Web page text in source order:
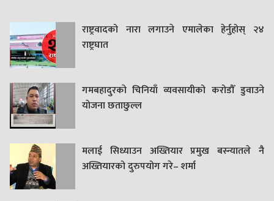
राष्ट्रवादको नारा लगाउने एमालेका हेर्नुहोस् २४
राष्ट्रघात
गमबहादुरकाे चिनियाँ व्यवसायीको करोडौँ डुवाउने
याेजना छताछुल्ल
मलाई सिध्याउन अख्तियार प्रमुख बस्न्यातले नै
अख्तियारको दुरुपयोग गरे– शर्मा